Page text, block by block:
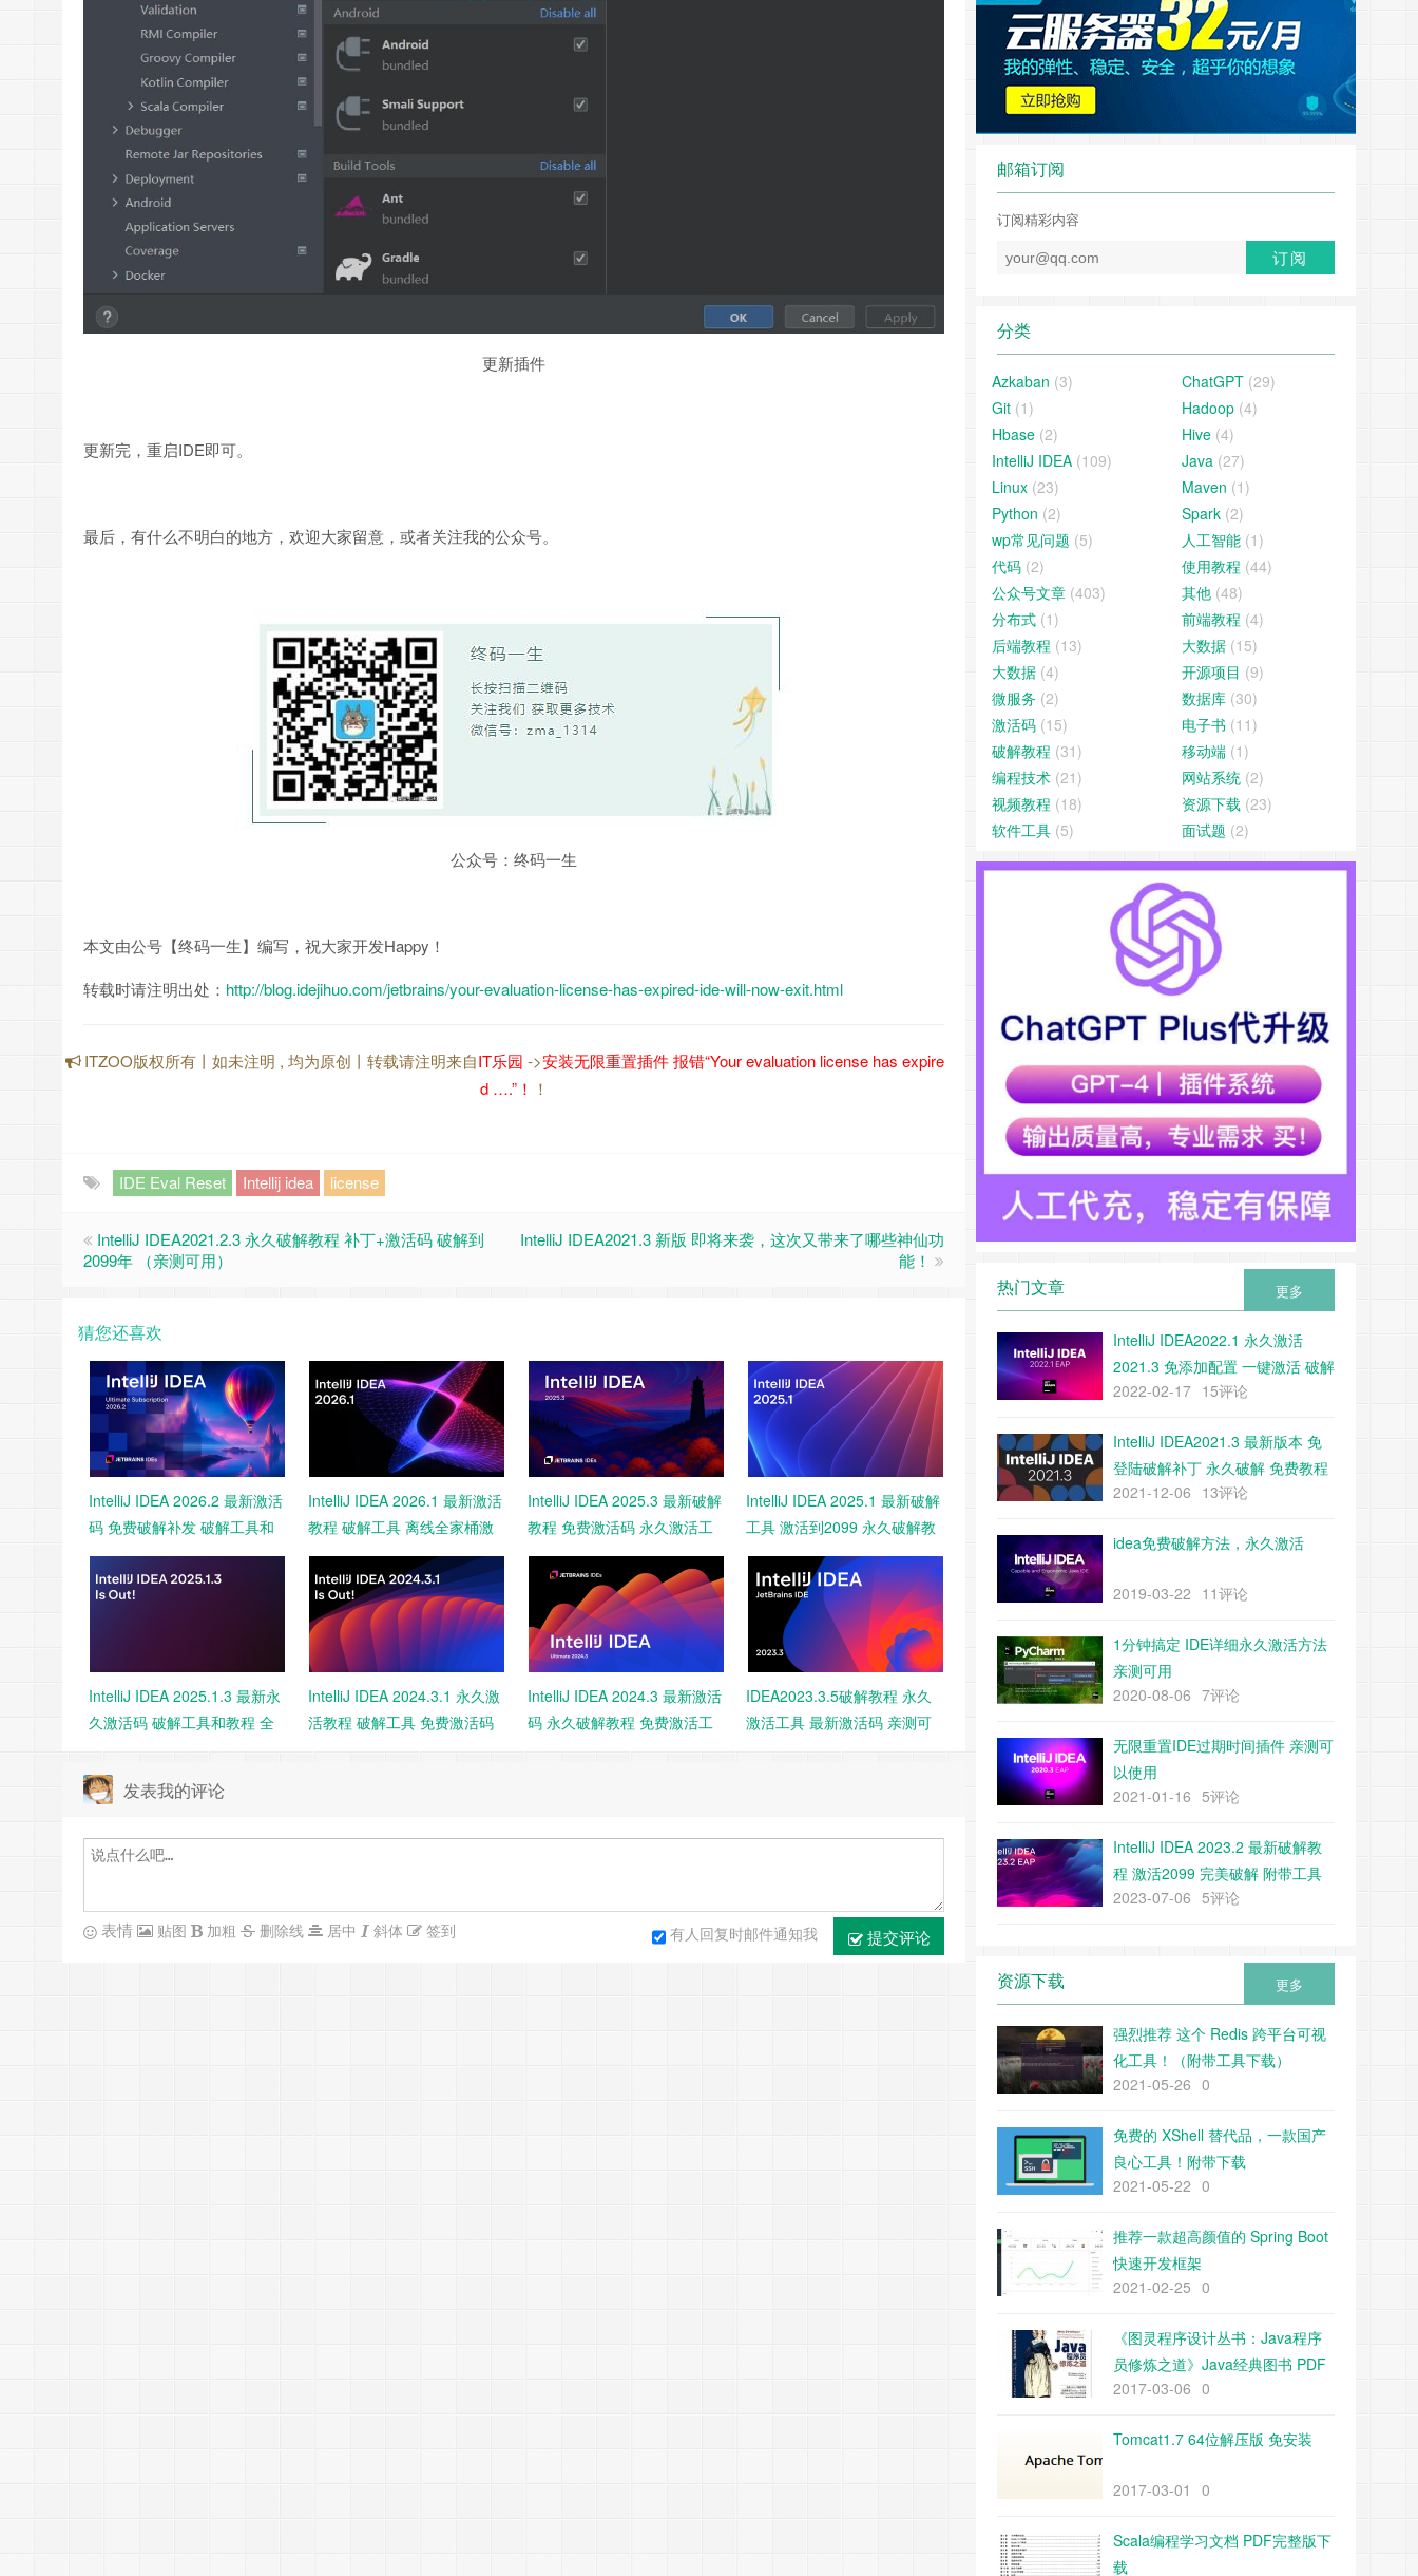
更新插件
更新完，重启IDE即可。
最后，有什么不明白的地方，欢迎大家留意，或者关注我的公众号。
公众号：终码一生
本文由公号【终码一生】编写，祝大家开发Happy！
转载时请注明出处： http://blog.idejihuo.com/jetbrains/your-evaluation-license-has-expired-ide-will-now-exit.html
ITZOO版权所有丨如未注明 , 均为原创丨转载请注明来自IT乐园 ->安装无限重置插件 报错“Your evaluation license has expire
d ….”！ ！
IDE Eval Reset Intellij idea license
IntelliJ IDEA2021.2.3 永久破解教程 补丁+激活码 破解到
2099年 （亲测可用）
IntelliJ IDEA2021.3 新版 即将来袭，这次又带来了哪些神仙功
能！
猜您还喜欢
IntelliJ IDEA 2026.2 最新激活
码 免费破解补发 破解工具和
教程 永久激活2099 亲测
IntelliJ IDEA 2026.1 最新激活
教程 破解工具 离线全家桶激
活 永久激活码
IntelliJ IDEA 2025.3 最新破解
教程 免费激活码 永久激活工
具 一键激活2099 亲测
IntelliJ IDEA 2025.1 最新破解
工具 激活到2099 永久破解教
程 免费下载 亲测可用
IntelliJ IDEA 2025.1.3 最新永
久激活码 破解工具和教程 全
IntelliJ IDEA 2024.3.1 永久激
活教程 破解工具 免费激活码
IntelliJ IDEA 2024.3 最新激活
码 永久破解教程 免费激活工
IDEA2023.3.5破解教程 永久
激活工具 最新激活码 亲测可
发表我的评论
提交评论
有人回复时邮件通知我
表情 贴图 加粗 删除线 居中 斜体 签到
邮箱订阅
订阅精彩内容
分类
Azkaban (3) ChatGPT (29)
Git (1) Hadoop (4)
Hbase (2) Hive (4)
IntelliJ IDEA (109) Java (27)
Linux (23) Maven (1)
Python (2) Spark (2)
wp常见问题 (5) 人工智能 (1)
代码 (2) 使用教程 (44)
公众号文章 (403) 其他 (48)
分布式 (1) 前端教程 (4)
后端教程 (13) 大数据 (15)
大数据 (4) 开源项目 (9)
微服务 (2) 数据库 (30)
激活码 (15) 电子书 (11)
破解教程 (31) 移动端 (1)
编程技术 (21) 网站系统 (2)
视频教程 (18) 资源下载 (23)
软件工具 (5) 面试题 (2)
更多
热门文章
IntelliJ IDEA2022.1 永久激活
2021.3 免添加配置 一键激活 破解
教程 附带下载工具
2022-02-17 15评论
IntelliJ IDEA2021.3 最新版本 免
登陆破解补丁 永久破解 免费教程
（附带补丁下载）
2021-12-06 13评论
idea免费破解方法，永久激活
2019-03-22 11评论
1分钟搞定 IDE详细永久激活方法
亲测可用
2020-08-06 7评论
无限重置IDE过期时间插件 亲测可
以使用
2021-01-16 5评论
IntelliJ IDEA 2023.2 最新破解教
程 激活2099 完美破解 附带工具
下载
2023-07-06 5评论
更多
资源下载
强烈推荐 这个 Redis 跨平台可视
化工具！（附带工具下载）
2021-05-26 0
免费的 XShell 替代品，一款国产
良心工具！附带下载
2021-05-22 0
推荐一款超高颜值的 Spring Boot
快速开发框架
2021-02-25 0
《图灵程序设计丛书：Java程序
员修炼之道》Java经典图书 PDF
下载
2017-03-06 0
Tomcat1.7 64位解压版 免安装
2017-03-01 0
Scala编程学习文档 PDF完整版下
载